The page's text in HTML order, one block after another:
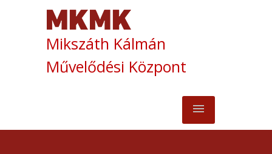
Mikszáth Kálmán
Művelődési Központ